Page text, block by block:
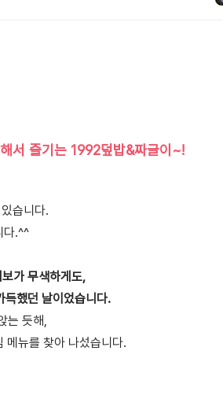
서 즐기는 1992덮밥&짜글이~!
습니다.
다.^^
가 무색하게도,
득했던 날이었습니다.
는 듯해,
메뉴를 찾아 나섰습니다.